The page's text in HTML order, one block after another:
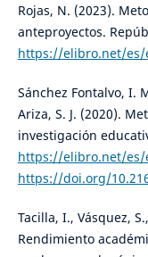
Rojas, N. (2023).
anteproyectos.
https://elibro.net/es/
Sánchez Fontalvo, I.
Ariza, S. J. (2020).
investigación
https://elibro.net/es/
https://doi.org/
Tacilla, I., Vásquez,
Rendimiento